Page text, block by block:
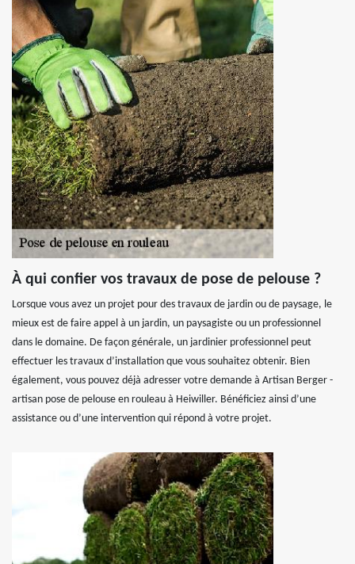
À qui confier vos travaux de pose de pelouse ?
Lorsque vous avez un projet pour des travaux de jardin ou de paysage, le
mieux est de faire appel à un jardin, un paysagiste ou un professionnel
dans le domaine. De façon générale, un jardinier professionnel peut
effectuer les travaux d’installation que vous souhaitez obtenir. Bien
également, vous pouvez déjà adresser votre demande à Artisan Berger -
artisan pose de pelouse en rouleau à Heiwiller. Bénéficiez ainsi d’une
assistance ou d’une intervention qui répond à votre projet.